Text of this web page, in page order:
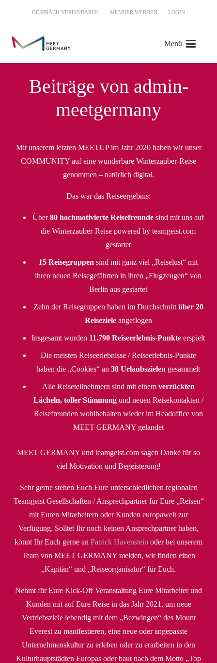
GESPRÄCH VEREINBAREN MEMBER WERDEN LOGIN
Menü
Beiträge von admin-
meetgermany
Mit unserem letzten MEETUP im Jahr 2020 haben wir unser
COMMUNITY auf eine wunderbare Winterzauber-Reise
genommen – natürlich digital.
Das war das Reiseergebnis:
Über80 hochmotivierte Reisefreunde sind mit uns auf
die Winterzauber-Reise powered by teamgeist.com
gestartet
15 Reisegruppen sind mit ganz viel „Reiselust“ mit
ihren neuen Reisegefährten in ihren „Flugzeugen“ von
Berlin aus gestartet
Zehn der Reisegruppen haben im Durchschnitt über 20
Reisezieleangeflogen
Insgesamt wurden 11.790 Reiseerlebnis-Punkte erspielt
Die meisten Reiseerlebnisse / Reiseerlebnis-Punkte
haben die „Cookies“ an 38 Urlaubszielen gesammelt
Alle Reiseteilnehmern sind mit einem verzückten
Lächeln, toller Stimmungund neuen Reisekontakten /
Reisefreunden wohlbehalten wieder im Headoffice von
MEET GERMANY gelandet
MEET GERMANY und teamgeist.com sagen Danke für so
viel Motivation und Begeisterung!
Sehr gerne stehen Euch Eure unterschiedlichen regionalen
Teamgeist Gesellschaften / Ansprechpartner für Eure „Reisen“
mit Euren Mitarbeitern oder Kunden europaweit zur
Verfügung. Solltet Ihr noch keinen Ansprechpartner haben,
könnt Ihr Euch gerne an Patrick Havenstein oder bei unserem
Team von MEET GERMANY melden, wir finden einen
„Kapitän“ und „Reiseorganisator“ für Euch.
Nehmt für Eure Kick-Off Veranstaltung Eure Mitarbeiter und
Kunden mit auf Eure Reise in das Jahr 2021, um neue
Vertriebsziele lebendig mit dem „Bezwingen“ des Mount
Everest zu manifestieren, eine neue oder angepasste
Unternehmenskultur zu erleben oder zu erarbeiten in den
Kulturhauptstädten Europas oder baut nach dem Motto „Top